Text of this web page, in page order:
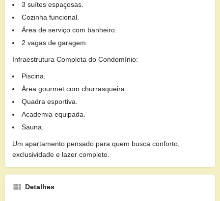
3 suítes espaçosas.
Cozinha funcional.
Área de serviço com banheiro.
2 vagas de garagem.
Infraestrutura Completa do Condomínio:
Piscina.
Área gourmet com churrasqueira.
Quadra esportiva.
Academia equipada.
Sauna.
Um apartamento pensado para quem busca conforto,
exclusividade e lazer completo.
Detalhes